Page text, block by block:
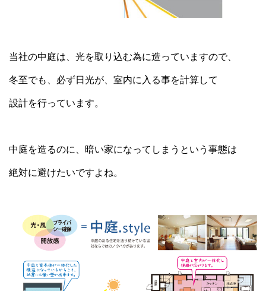
当社の中庭は、光を取り込む為に造っていますので、
冬至でも、必ず日光が、室内に入る事を計算して
設計を行っています。
中庭を造るのに、暗い家になってしまうという事態は
絶対に避けたいですよね。